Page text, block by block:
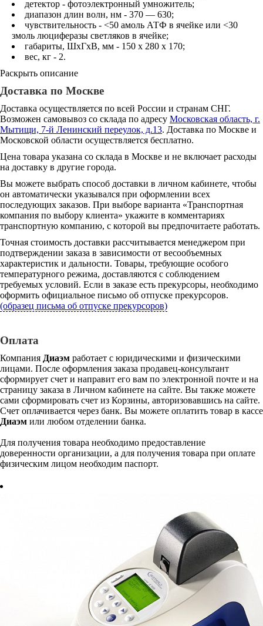
детектор - фотоэлектронный умножитель;
диапазон длин волн, нм - 370 — 630;
чувствительность - <50 амоль АТФ в ячейке или <30
змоль люциферазы светляков в ячейке;
габариты, ШхГхВ, мм - 150 x 280 x 170;
вес, кг - 2.
Раскрыть описание
Доставка по Москве
Доставка осуществляется по всей России и странам СНГ.
Возможен самовывоз со склада по адресу Московская область, г.
Мытищи, 7-й Ленинский переулок, д.13. Доставка по Москве и
Московской области осуществляется бесплатно.
Цена товара указана со склада в Москве и не включает расходы
на доставку в другие города.
Вы можете выбрать способ доставки в личном кабинете, чтобы
он автоматически указывался при оформлении всех
последующих заказов. При выборе варианта «Транспортная
компания по выбору клиента» укажите в комментариях
транспортную компанию, с которой вы предпочитаете работать.
Точная стоимость доставки рассчитывается менеджером при
подтверждении заказа в зависимости от весообъемных
характеристик и дальности. Товары, требующие особого
температурного режима, доставляются с соблюдением
требуемых условий. Если в заказе есть прекурсоры, необходимо
оформить официальное письмо об отпуске прекурсоров.
(образец письма об отпуске прекурсоров)
Оплата
Компания Диаэм работает с юридическими и физическими
лицами. После оформления заказа продавец-консультант
сформирует счет и направит его вам по электронной почте и на
страницу заказа в Личном кабинете на сайте. Вы также можете
сами сформировать счет из Корзины, авторизовавшись на сайте.
Счет оплачивается через банк. Вы можете оплатить товар в кассе
Диаэм или любом отделении банка.
Для получения товара необходимо предоставление
доверенности организации, а для получения товара при оплате
физическим лицом необходим паспорт.